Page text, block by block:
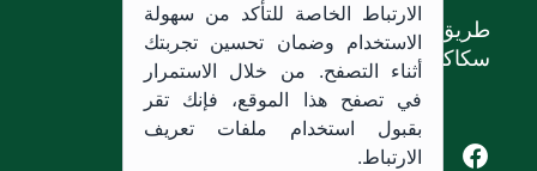
طريق الملك خالد،
سكاكا, المملكة العربية السعودية.
Facebook of Jouf University
X of Jouf University
الارتباط الخاصة للتأكد من سهولة
الاستخدام وضمان تحسين تجربتك
أثناء التصفح. من خلال الاستمرار
في تصفح هذا الموقع، فإنك تقر
بقبول استخدام ملفات تعريف
الارتباط.